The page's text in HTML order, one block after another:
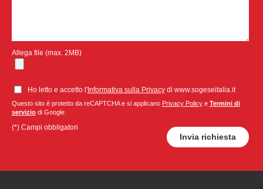
Allega file (max. 2MB)
Ho letto e accetto l'Informativa sulla Privacydi www.sogeseitalia.it
Questo sito è protetto da reCAPTCHA e si applicano Privacy Policye Termini di
serviziodi Google.
(*) Campi obbligatori